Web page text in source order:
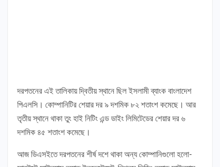
দরপতনের এই তালিকায় দ্বিতীয় স্থানে ছিল ইসলামী ব্যাংক বাংলাদেশ
পিএলসি। কোম্পানিটির শেয়ার দর ৯ দশমিক ৮২ শতাংশ কমেছে। আর
তৃতীয় স্থানে থাকা তুং হাই নিটিং এন্ড ডাইং লিমিটেডের শেয়ার দর ৬
দশমিক ৪৫ শতাংশ কমেছে।
আজ ডিএসইতে দরপতনের শীর্ষ দশে থাকা অন্য কোম্পানিগুলো হলো-